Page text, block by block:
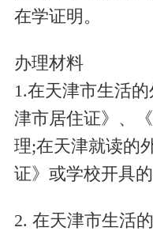
在学证明。
办理材料
1.在天津市生活
津市居住证》、
理;在天津就读的
证》或学校开具
2. 在天津市生活